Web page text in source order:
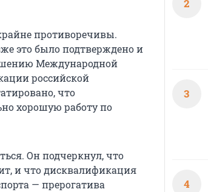
противоречивы.
это было подтверждено и
Международной
российской
что
хорошую работу по
Он подчеркнул, что
и что дисквалификация
— прерогатива
2
3
4